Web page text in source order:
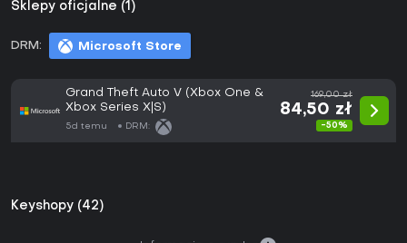
Sklepy oficjalne (1)
DRM: Microsoft Store
Grand Theft Auto V (Xbox One &
Xbox Series X|S)
5d temu DRM:
169,00 zł
84,50 zł
-50%
Keyshopy (42)